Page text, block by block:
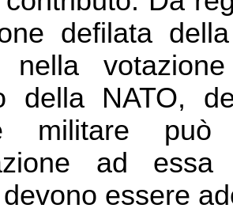
defilata
nella
della NATO,
militare
ad
essere